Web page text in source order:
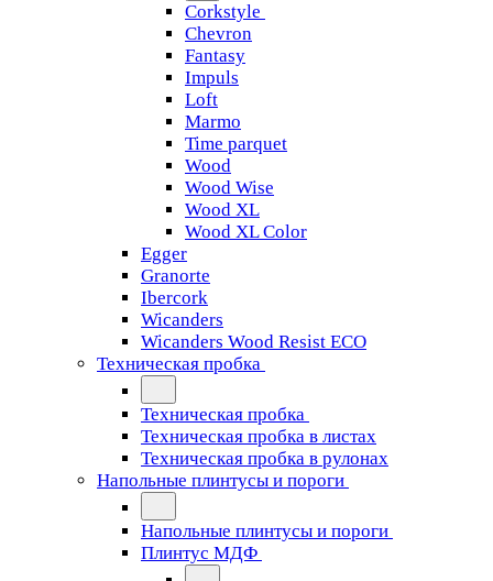
Corkstyle
Chevron
Fantasy
Impuls
Loft
Marmo
Time parquet
Wood
Wood Wise
Wood XL
Wood XL Color
Egger
Granorte
Ibercork
Wicanders
Wicanders Wood Resist ECO
Техническая пробка
Техническая пробка
Техническая пробка в листах
Техническая пробка в рулонах
Напольные плинтусы и пороги
Напольные плинтусы и пороги
Плинтус МДФ